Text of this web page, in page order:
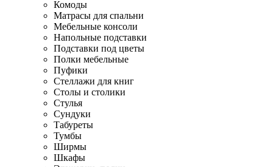
Комоды
Матрасы для спальни
Мебельные консоли
Напольные подставки
Подставки под цветы
Полки мебельные
Пуфики
Стеллажи для книг
Столы и столики
Стулья
Сундуки
Табуреты
Тумбы
Ширмы
Шкафы